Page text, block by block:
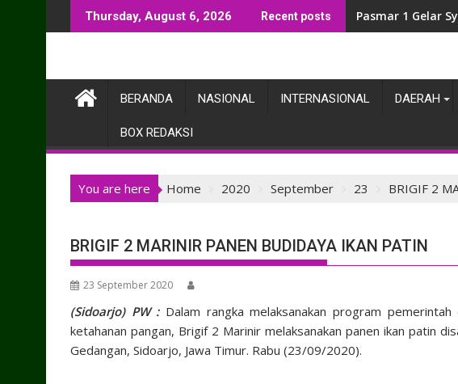
to
Thursday, August 6, 2026 Recent posts Danpasmar 1
BERANDA NASIONAL INTERNASIONAL DAERAH
BOX REDAKSI
You are here Home 2020 September 23 BRIGIF 2
BRIGIF 2 MARINIR PANEN BUDIDAYA IKAN PATIN
23 September 2020
(Sidoarjo) PW :Dalam rangka melaksanakan program
ketahanan pangan, Brigif 2 Marinir melaksanakan panen ikan patin
Gedangan, Sidoarjo, Jawa Timur. Rabu (23/09/2020).